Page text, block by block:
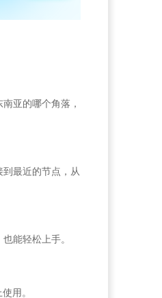
亚的哪个角落，
最近的节点，从
能轻松上手。
用。